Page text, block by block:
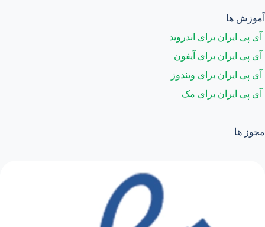
آموزش ها
آی پی ایران برای اندروید
آی پی ایران برای آیفون
آی پی ایران برای ویندوز
آی پی ایران برای مک
مجوز ها